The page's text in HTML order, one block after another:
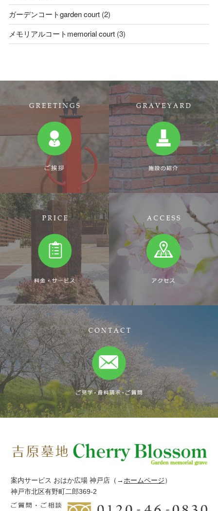
ガーデンコートgarden court(2)
メモリアルコートmemorial court(3)
案内サービス おはか広場 神戸店 （→ ホームページ）
神戸市北区有野町二郎369-2